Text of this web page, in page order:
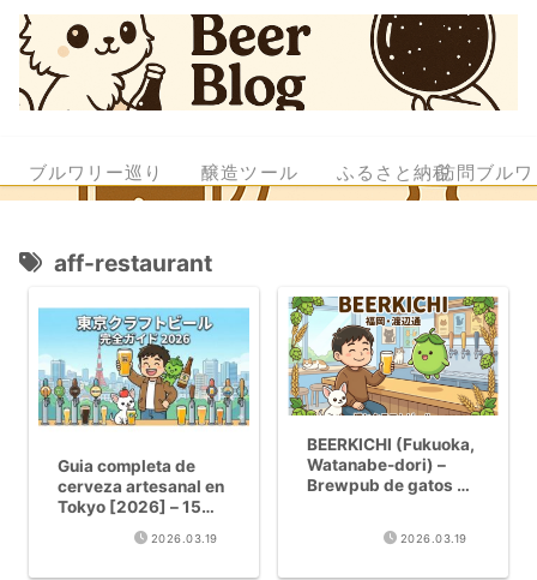
ブルワリー巡り 醸造ツール ふるさと納税訪問ブル
aff-restaurant
Guia completa de
cerveza artesanal en
Tokyo [2026] – 15
cervecerias por zona
y rutas modelo2026.03.19
BEERKICHI (Fukuoka,
Watanabe-dori) –
Brewpub de gatos x
2026.03.19